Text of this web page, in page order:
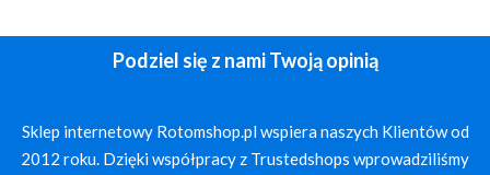
Podziel się z nami Twoją opinią
Sklep internetowy Rotomshop.pl wspiera naszych Klientów od
2012 roku. Dzięki współpracy z Trustedshops wprowadziliśmy